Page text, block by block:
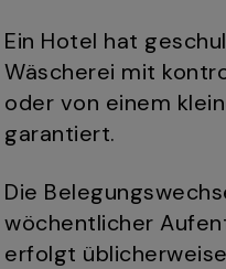
Ein Hotel hat
Wäscherei mit
oder von einem
garantiert.
Die
wöchentlicher
erfolgt